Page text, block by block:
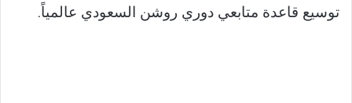
توسيع قاعدة متابعي دوري روشن السعودي عالمياً.